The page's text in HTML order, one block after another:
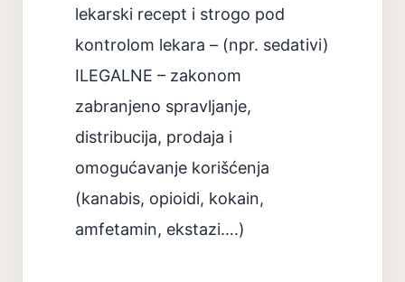
lekarski recept i strogo pod
kontrolom lekara – (npr. sedativi)
ILEGALNE – zakonom
zabranjeno spravljanje,
distribucija, prodaja i
omogućavanje korišćenja
(kanabis, opioidi, kokain,
amfetamin, ekstazi….)